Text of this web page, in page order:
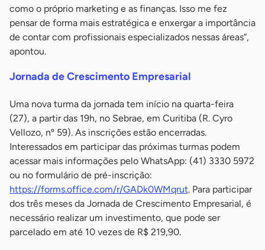
como o próprio marketing e as finanças. Isso me fez
pensar de forma mais estratégica e enxergar a importância
de contar com profissionais especializados nessas áreas”,
apontou.
Jornada de Crescimento Empresarial
Uma nova turma da jornada tem início na quarta-feira
(27), a partir das 19h, no Sebrae, em Curitiba (R. Cyro
Vellozo, nº 59). As inscrições estão encerradas.
Interessados em participar das próximas turmas podem
acessar mais informações pelo WhatsApp: (41) 3330 5972
ou no formulário de pré-inscrição:
https://forms.office.com/r/GADk0WMqrut. Para participar
dos três meses da Jornada de Crescimento Empresarial, é
necessário realizar um investimento, que pode ser
parcelado em até 10 vezes de R$ 219,90.